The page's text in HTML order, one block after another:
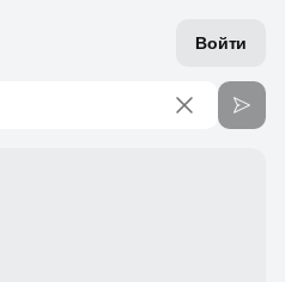
Войти